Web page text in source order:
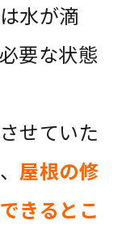
水が滴
要な状態
せていた
屋根の修
きるとこ